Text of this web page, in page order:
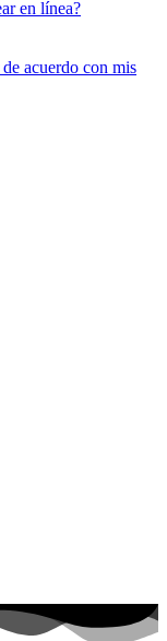
en línea?
acuerdo con mis